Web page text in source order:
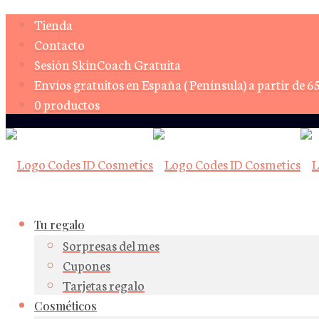
Tienda
Contacto
Sesión SkinCoach Gratuita
Envíos gratuitos en España ( Península) a partir de
0 productos
Tu regalo
Sorpresas del mes
Cupones
Tarjetas regalo
Cosméticos